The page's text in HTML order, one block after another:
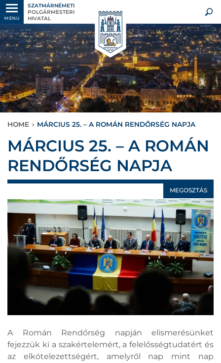
MENU
SZATMÁRNÉMETI
POLGÁRMESTERI
HIVATAL
HOME › MÁRCIUS 25. – A ROMÁN RENDŐRSÉG NAPJA
MÁRCIUS 25. – A ROMÁN
RENDŐRSÉG NAPJA
MEGOSZTÁS
A Román Rendőrség napján elismerésünket
fejezzük ki a szakértelemért, a felelősségtudatért és
az elkötelezettségért, amelyről nap mint nap